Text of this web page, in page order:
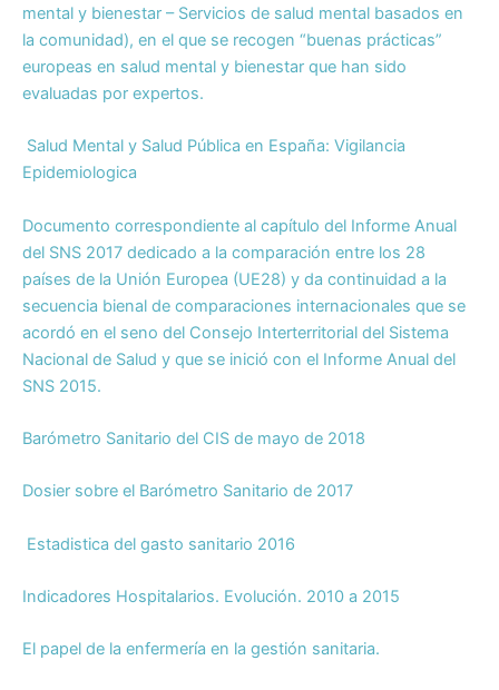
mental y bienestar – Servicios de salud mental basados en
la comunidad), en el que se recogen “buenas prácticas”
europeas en salud mental y bienestar que han sido
evaluadas por expertos.
Salud Mental y Salud Pública en España: Vigilancia
Epidemiologica
Documento correspondiente al capítulo del Informe Anual
del SNS 2017 dedicado a la comparación entre los 28
países de la Unión Europea (UE28) y da continuidad a la
secuencia bienal de comparaciones internacionales que se
acordó en el seno del Consejo Interterritorial del Sistema
Nacional de Salud y que se inició con el Informe Anual del
SNS 2015.
Barómetro Sanitario del CIS de mayo de 2018
Dosier sobre el Barómetro Sanitario de 2017
Estadistica del gasto sanitario 2016
Indicadores Hospitalarios. Evolución. 2010 a 2015
El papel de la enfermería en la gestión sanitaria.